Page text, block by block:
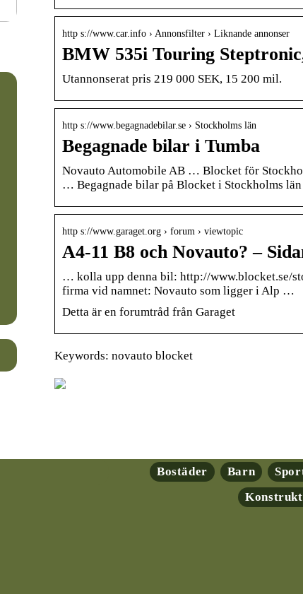
http s://www.car.info › Annonsfilter › Liknande annonser
BMW 535i Touring
Utannonserat pris 219 000 SEK, 15 200 mil.
http s://www.begagnadebilar.se › Stockholms län
Begagnade bilar i Tumba
Novauto Automobile AB … Blocket för
… Begagnade bilar på Blocket i Stockholms
http s://www.garaget.org › forum › viewtopic
A4-11 B8 och Novauto? –
… kolla upp denna bil: http://www.blocket.se/
firma vid namnet: Novauto som ligger i Alp …
Detta är en forumtråd från Garaget
Keywords: novauto blocket
Bostäder Barn